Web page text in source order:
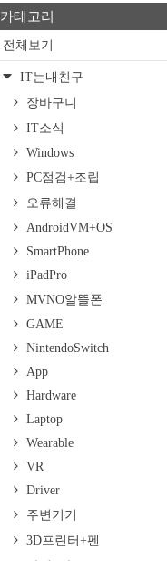
카테고리
전체보기
IT는내친구
장바구니
IT소식
Windows
PC점검+조립
오류해결
AndroidVM+OS
SmartPhone
iPadPro
MVNO알뜰폰
GAME
NintendoSwitch
App
Hardware
Laptop
Wearable
VR
Driver
주변기기
3D프린터+펜